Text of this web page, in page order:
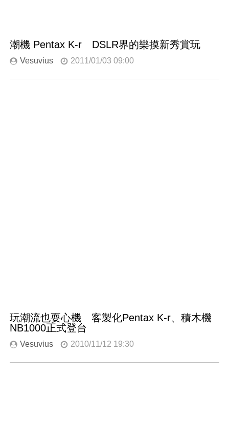
潮機 Pentax K-r DSLR界的樂摸新秀賞玩
Vesuvius 2011/01/03 09:00
玩潮流也耍心機 客製化Pentax K-r、積木機
NB1000正式登台
Vesuvius 2010/11/12 19:30